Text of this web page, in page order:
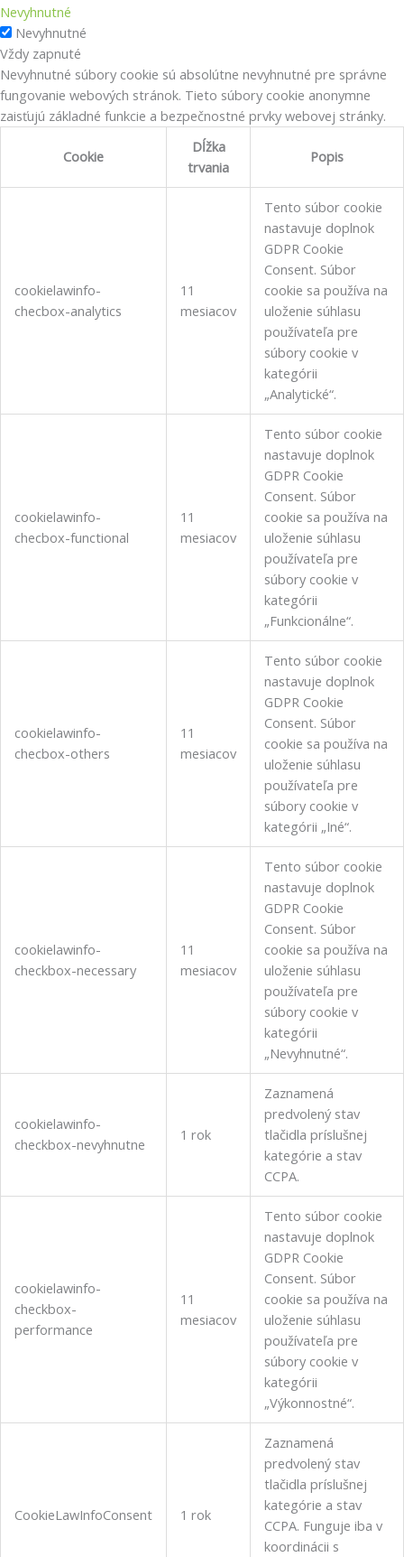
Nevyhnutné
Nevyhnutné
Vždy zapnuté
Nevyhnutné súbory cookie sú absolútne nevyhnutné pre správne
fungovanie webových stránok. Tieto súbory cookie anonymne
zaisťujú základné funkcie a bezpečnostné prvky webovej stránky.
Cookie
Dĺžka
trvania
Popis
cookielawinfo-
checbox-analytics
11
mesiacov
Tento súbor cookie
nastavuje doplnok
GDPR Cookie
Consent. Súbor
cookie sa používa na
uloženie súhlasu
používateľa pre
súbory cookie v
kategórii
„Analytické“.
cookielawinfo-
checbox-functional
11
mesiacov
Tento súbor cookie
nastavuje doplnok
GDPR Cookie
Consent. Súbor
cookie sa používa na
uloženie súhlasu
používateľa pre
súbory cookie v
kategórii
„Funkcionálne“.
cookielawinfo-
checbox-others
11
mesiacov
Tento súbor cookie
nastavuje doplnok
GDPR Cookie
Consent. Súbor
cookie sa používa na
uloženie súhlasu
používateľa pre
súbory cookie v
kategórii „Iné“.
cookielawinfo-
checkbox-necessary
11
mesiacov
Tento súbor cookie
nastavuje doplnok
GDPR Cookie
Consent. Súbor
cookie sa používa na
uloženie súhlasu
používateľa pre
súbory cookie v
kategórii
„Nevyhnutné“.
cookielawinfo-
checkbox-nevyhnutne
1 rok
Zaznamená
predvolený stav
tlačidla príslušnej
kategórie a stav
CCPA.
cookielawinfo-
checkbox-
performance
11
mesiacov
Tento súbor cookie
nastavuje doplnok
GDPR Cookie
Consent. Súbor
cookie sa používa na
uloženie súhlasu
používateľa pre
súbory cookie v
kategórii
„Výkonnostné“.
CookieLawInfoConsent 1 rok
Zaznamená
predvolený stav
tlačidla príslušnej
kategórie a stav
CCPA. Funguje iba v
koordinácii s